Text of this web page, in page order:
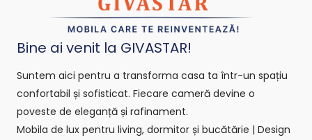
Bine ai venit la GIVASTAR!
Suntem aici pentru a transforma casa ta într-un spațiu
confortabil și sofisticat. Fiecare cameră devine o
poveste de eleganță și rafinament.
Mobila de lux pentru living, dormitor și bucătărie | Design